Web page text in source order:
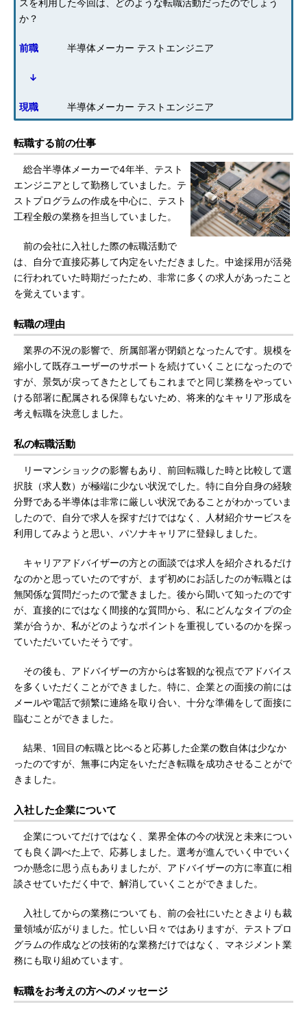
スを利用した今回は、どのような転職活動だったのでしょう
か？
前職 半導体メーカー テストエンジニア
↓
現職 半導体メーカー テストエンジニア
転職する前の仕事
総合半導体メーカーで4年半、テスト
エンジニアとして勤務していました。テ
ストプログラムの作成を中心に、テスト
工程全般の業務を担当していました。
前の会社に入社した際の転職活動で
は、自分で直接応募して内定をいただきました。中途採用が活発
に行われていた時期だったため、非常に多くの求人があったこと
を覚えています。
転職の理由
業界の不況の影響で、所属部署が閉鎖となったんです。規模を
縮小して既存ユーザーのサポートを続けていくことになったので
すが、景気が戻ってきたとしてもこれまでと同じ業務をやってい
ける部署に配属される保障もないため、将来的なキャリア形成を
考え転職を決意しました。
私の転職活動
リーマンショックの影響もあり、前回転職した時と比較して選
択肢（求人数）が極端に少ない状況でした。特に自分自身の経験
分野である半導体は非常に厳しい状況であることがわかっていま
したので、自分で求人を探すだけではなく、人材紹介サービスを
利用してみようと思い、パソナキャリアに登録しました。
キャリアアドバイザーの方との面談では求人を紹介されるだけ
なのかと思っていたのですが、まず初めにお話したのが転職とは
無関係な質問だったので驚きました。後から聞いて知ったのです
が、直接的にではなく間接的な質問から、私にどんなタイプの企
業が合うか、私がどのようなポイントを重視しているのかを探っ
ていただいていたそうです。
その後も、アドバイザーの方からは客観的な視点でアドバイス
を多くいただくことができました。特に、企業との面接の前には
メールや電話で頻繁に連絡を取り合い、十分な準備をして面接に
臨むことができました。
結果、1回目の転職と比べると応募した企業の数自体は少なか
ったのですが、無事に内定をいただき転職を成功させることがで
きました。
入社した企業について
企業についてだけではなく、業界全体の今の状況と未来につい
ても良く調べた上で、応募しました。選考が進んでいく中でいく
つか懸念に思う点もありましたが、アドバイザーの方に率直に相
談させていただく中で、解消していくことができました。
入社してからの業務についても、前の会社にいたときよりも裁
量領域が広がりました。忙しい日々ではありますが、テストプロ
グラムの作成などの技術的な業務だけではなく、マネジメント業
務にも取り組めています。
転職をお考えの方へのメッセージ